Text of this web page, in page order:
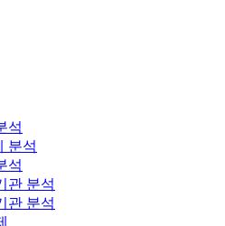
석
분석
석
관 분석
관 분석